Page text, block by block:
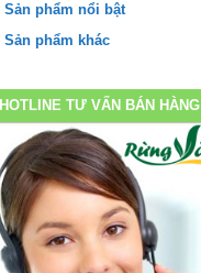
Sản phẩm nổi bật
Sản phẩm khác
HOTLINE TƯ VẤN BÁN HÀNG